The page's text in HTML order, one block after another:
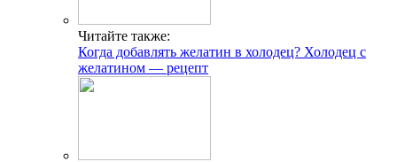
Читайте также:
Когда добавлять желатин в холодец? Холодец с
желатином — рецепт